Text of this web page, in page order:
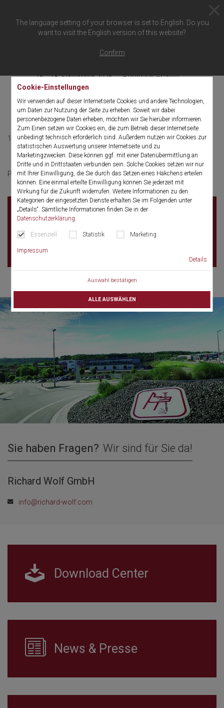
Cookie-Einstellungen
Wir verwenden auf dieser Internetseite Cookies und andere Technologien,
um Daten zur Nutzung der Seite zu erheben. Soweit wir dabei
personenbezogene Daten erheben, möchten wir Sie hierüber informieren.
Zum Einen setzen wir Cookies ein, die zum Betrieb dieser Internetseite
unbedingt technisch erforderlich sind. Außerdem nutzen wir Cookies zur
statistischen Auswertung unserer Internetseite und zu
Marketingzwecken. Diese können ggf. mit einer Datenübermittlung an
Dritte und in Drittstaaten verbunden sein. Solche Cookies setzen wir nur
mit Ihrer Einwilligung, die Sie durch das Setzen eines Häkchens erteilen
können. Eine einmal erteilte Einwilligung können Sie jederzeit mit
Wirkung für die Zukunft widerrufen. Weitere Informationen zu den
Kategorien der eingesetzten Dienste erhalten Sie im Folgenden unter
„Details“. Sämtliche Informationen finden Sie in der
Datenschutzerklärung.
Essenziell Statistik Marketing
Impressum
Details
Auswahl bestätigen
ALLE AUSWÄHLEN
The language setting of your browser is set to English. Do you
want to visit the English version of this website?
Confirm
16. - 18. September 2026
Bordeaux, France
Palais des Congrès de Bordeaux
23ème SCGP
16. - 18. September 2026 French
Pour plus d'informations cliquer ici
Palais des Congrès de Bordeaux
Gabriel Domergue
France
Sie haben Fragen? Wir sind für Sie da!
Richard Wolf GmbH
info@richard-wolf.com
Download Center
News & Presse